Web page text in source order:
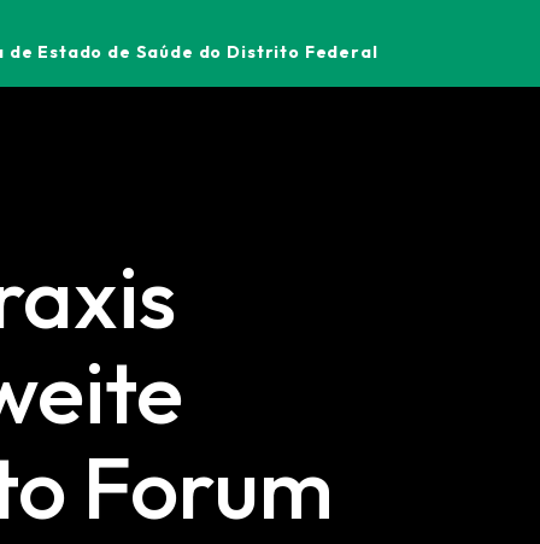
Estado de Saúde do Distrito Federal
Forum